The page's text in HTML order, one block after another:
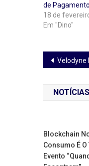
de
18 de
Em "Dino"
de
Post
Velodyne Lidar assina
NOTÍCIAS
Blockchain
Consumo É O
Evento